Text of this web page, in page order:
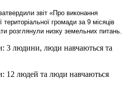
звіт «Про виконання
громади за 9 місяців
розглянули низку земельних питань.